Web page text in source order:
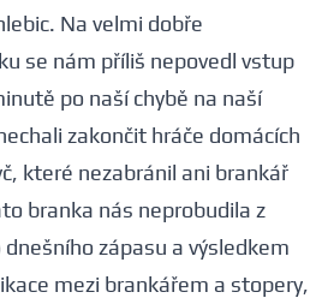
Na velmi dobře
se nám příliš nepovedl vstup
po naší chybě na naší
zakončit hráče domácích
které nezabránil ani brankář
branka nás neprobudila z
zápasu a výsledkem
mezi brankářem a stopery,